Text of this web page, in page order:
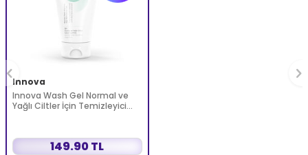
Innova
Innova Wash Gel Normal ve
Yağlı Ciltler İçin Temizleyici
149.90 TL